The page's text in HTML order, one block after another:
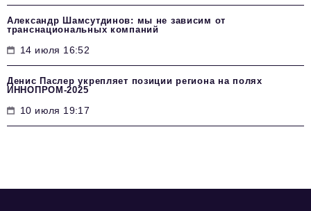
Александр Шамсутдинов: мы не зависим от
транснациональных компаний
14 июля 16:52
Денис Паслер укрепляет позиции региона на полях
ИННОПРОМ-2025
10 июля 19:17